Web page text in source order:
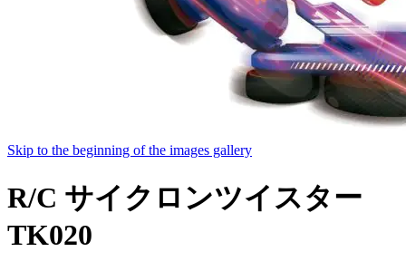
Skip to the beginning of the images gallery
R/C サイクロンツイスター
TK020